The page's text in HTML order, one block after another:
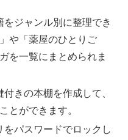
をジャンル別に整理でき
や「薬屋のひとりご
を一覧にまとめられま
付きの本棚を作成して、
とができます。
をパスワードでロックし